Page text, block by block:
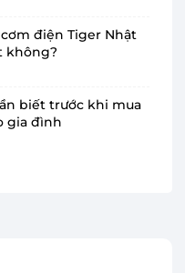
tinh tế, cạnh viền
sự sang trọng phù
Chiếc máy lạnh
bạn hài lòng với
nó mang lại.
điện Tiger Nhật
không?
biết trước khi mua
gia đình